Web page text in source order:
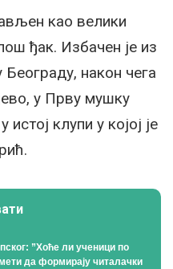
као велики
ђак. Избачен је из
након чега
у Прву мушку
истој клупи у којој је
”Хоће ли ученици по
да формирају читалачки